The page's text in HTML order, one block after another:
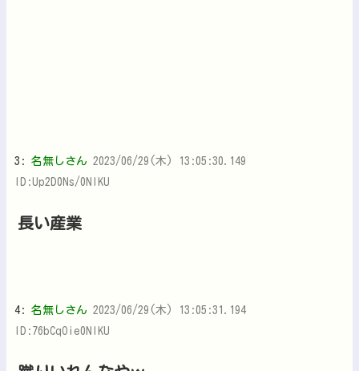
3: 名無しさん 2023/06/29(木) 13:05:30.149
ID:Up2D0Ns/0NIKU
長い産業
4: 名無しさん 2023/06/29(木) 13:05:31.194
ID:76bCqOie0NIKU